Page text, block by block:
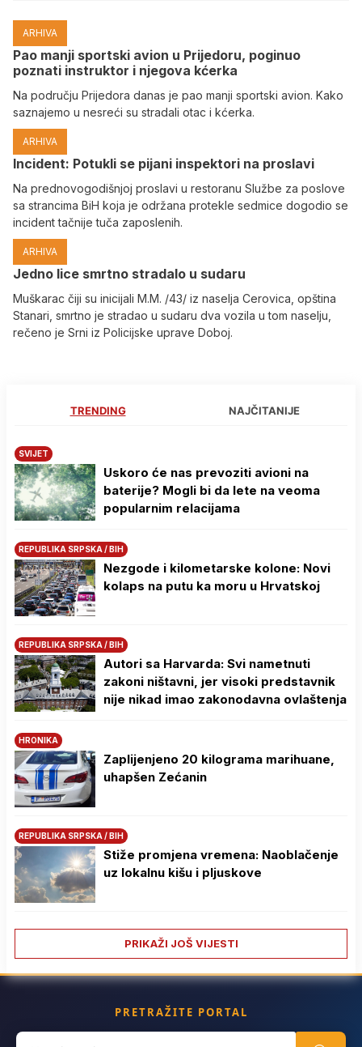
ARHIVA
Pao manji sportski avion u Prijedoru, poginuo
poznati instruktor i njegova kćerka
Na području Prijedora danas je pao manji sportski avion. Kako
saznajemo u nesreći su stradali otac i kćerka.
ARHIVA
Incident: Potukli se pijani inspektori na proslavi
Na prednovogodišnjoj proslavi u restoranu Službe za poslove
sa strancima BiH koja je održana protekle sedmice dogodio se
incident tačnije tuča zaposlenih.
ARHIVA
Јedno lice smrtno stradalo u sudaru
Muškarac čiji su inicijali M.M. /43/ iz naselja Cerovica, opština
Stanari, smrtno je stradao u sudaru dva vozila u tom naselju,
rečeno je Srni iz Policijske uprave Doboj.
TRENDING NAJČITANIJE
SVIJET
Uskoro će nas prevoziti avioni na
baterije? Mogli bi da lete na veoma
popularnim relacijama
REPUBLIKA SRPSKA / BIH
Nezgode i kilometarske kolone: Novi
kolaps na putu ka moru u Hrvatskoj
REPUBLIKA SRPSKA / BIH
Autori sa Harvarda: Svi nametnuti
zakoni ništavni, jer visoki predstavnik
nije nikad imao zakonodavna ovlaštenja
HRONIKA
Zaplijenjeno 20 kilograma marihuane,
uhapšen Zećanin
REPUBLIKA SRPSKA / BIH
Stiže promjena vremena: Naoblačenje
uz lokalnu kišu i pljuskove
PRIKAŽI JOŠ VIJESTI
PRETRAŽITE PORTAL
Search